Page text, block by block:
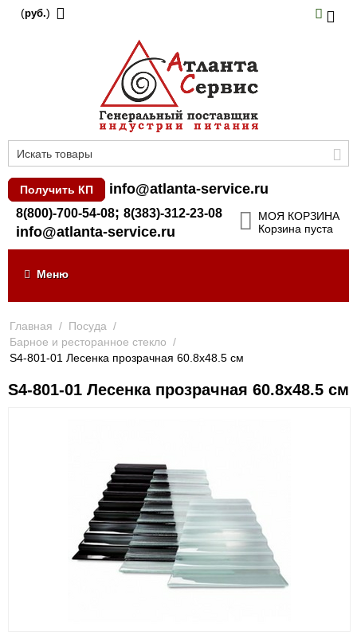
(руб.)
Получить КП info@atlanta-service.ru
8(800)-700-54-08; 8(383)-312-23-08
info@atlanta-service.ru
МОЯ КОРЗИНА
Корзина пуста
Меню
Главная / Посуда /
Барное и ресторанное стекло /
S4-801-01 Лесенка прозрачная 60.8х48.5 см
S4-801-01 Лесенка прозрачная 60.8х48.5 см